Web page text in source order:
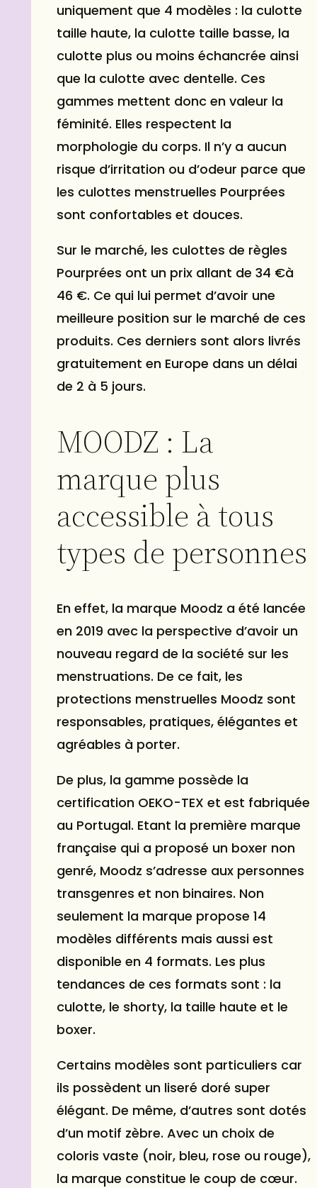
uniquement que 4 modèles : la culotte
taille haute, la culotte taille basse, la
culotte plus ou moins échancrée ainsi
que la culotte avec dentelle. Ces
gammes mettent donc en valeur la
féminité. Elles respectent la
morphologie du corps. Il n’y a aucun
risque d’irritation ou d’odeur parce que
les culottes menstruelles Pourprées
sont confortables et douces.
Sur le marché, les culottes de règles
Pourprées ont un prix allant de 34 €à
46 €. Ce qui lui permet d’avoir une
meilleure position sur le marché de ces
produits. Ces derniers sont alors livrés
gratuitement en Europe dans un délai
de 2 à 5 jours.
MOODZ : La
marque plus
accessible à tous
types de personnes
En effet, la marque Moodz a été lancée
en 2019 avec la perspective d’avoir un
nouveau regard de la société sur les
menstruations. De ce fait, les
protections menstruelles Moodz sont
responsables, pratiques, élégantes et
agréables à porter.
De plus, la gamme possède la
certification OEKO-TEX et est fabriquée
au Portugal. Etant la première marque
française qui a proposé un boxer non
genré, Moodz s’adresse aux personnes
transgenres et non binaires. Non
seulement la marque propose 14
modèles différents mais aussi est
disponible en 4 formats. Les plus
tendances de ces formats sont : la
culotte, le shorty, la taille haute et le
boxer.
Certains modèles sont particuliers car
ils possèdent un liseré doré super
élégant. De même, d’autres sont dotés
d’un motif zèbre. Avec un choix de
coloris vaste (noir, bleu, rose ou rouge),
la marque constitue le coup de cœur.